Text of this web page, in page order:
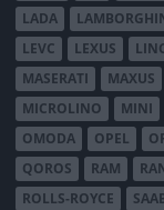
LADA
LEVC
LEXUS
MASERATI
MAXUS
MICROLINO
MINI
OMODA
OPEL
QOROS
RAM
ROLLS-ROYCE